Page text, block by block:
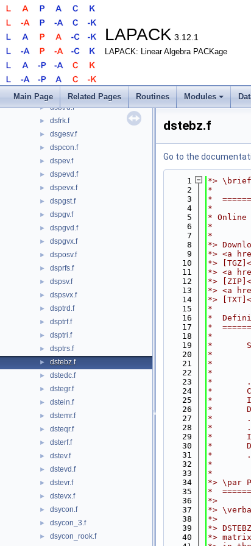
LAPACK 3.12.1
LAPACK: Linear Algebra PACKage
Main Page Related Pages Routines Modules
► dsbevd_2stage.f
► dsbevx.f
► dsbevx_2stage.f
► dsbgst.f
► dsbgv.f
► dsbgvd.f
► dsbgvx.f
► dsbtrd.f
► dsfrk.f
► dsgesv.f
► dspcon.f
► dspev.f
► dspevd.f
► dspevx.f
► dspgst.f
► dspgv.f
► dspgvd.f
► dspgvx.f
► dsposv.f
► dsprfs.f
► dspsv.f
► dspsvx.f
► dsptrd.f
► dsptrf.f
► dsptri.f
► dsptrs.f
► dstebz.f
► dstedc.f
► dstegr.f
► dstein.f
► dstemr.f
► dsteqr.f
► dsterf.f
► dstev.f
► dstevd.f
► dstevr.f
► dstevx.f
► dsycon.f
► dsycon_3.f
►
dsycon_rook.f
dstebz.f
Go to the
    1
*> \brief
    2
*
    3
*
    4
*
    5
* Online
    6
*
    7
*
    8
*>
    9
*> <a
   10
*>
   11
*> <a
   12
*>
   13
*> <a
   14
*>
   15
*
   16
*
   17
*
   18
*
   19
*
   20
*
   21
*
   22
*
   23
*       ..
   24
*
   25
*
   26
*
   27
*
   28
*       ..
   29
*
   30
*
   31
*
   32
*
   33
*
   34
*> \par
   35
*
   36
*>
   37
*>
   38
*>
   39
*>
   40
*>